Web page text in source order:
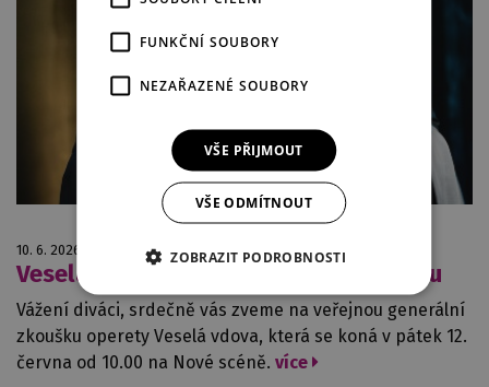
10. 6. 2026
Veselá vdova zve na generální zkoušku
Vážení diváci, srdečně vás zveme na veřejnou generální
zkoušku operety Veselá vdova, která se koná v pátek 12.
června od 10.00 na Nové scéně. více
FUNKČNÍ SOUBORY
NEZAŘAZENÉ SOUBORY
VŠE PŘIJMOUT
VŠE ODMÍTNOUT
ZOBRAZIT PODROBNOSTI